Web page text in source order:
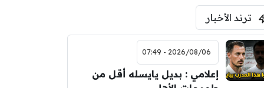
ترند الأخبار
2026/08/06 - 07:49
إعلامي : بديل يايسله أقل من